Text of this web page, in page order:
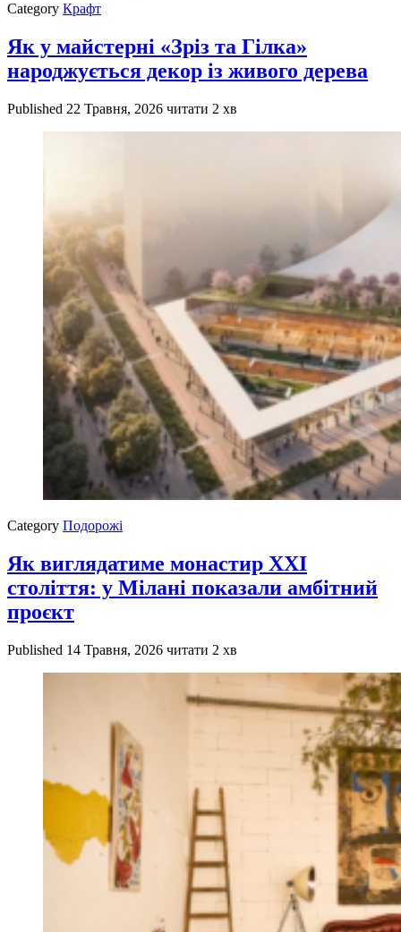
Category Крафт
Як у майстерні «Зріз та Гілка»
народжується декор із живого дерева
Published 22 Травня, 2026 читати 2 хв
Category Подорожі
Як виглядатиме монастир XXI
століття: у Мілані показали амбітний
проєкт
Published 14 Травня, 2026 читати 2 хв